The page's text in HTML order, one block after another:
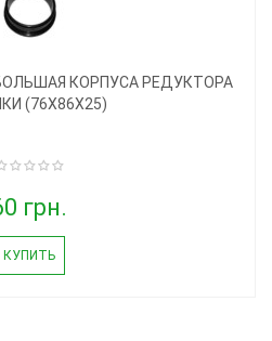
КОРПУСА РЕДУКТОРА
(76Х86Х25)
грн.
КУПИТЬ